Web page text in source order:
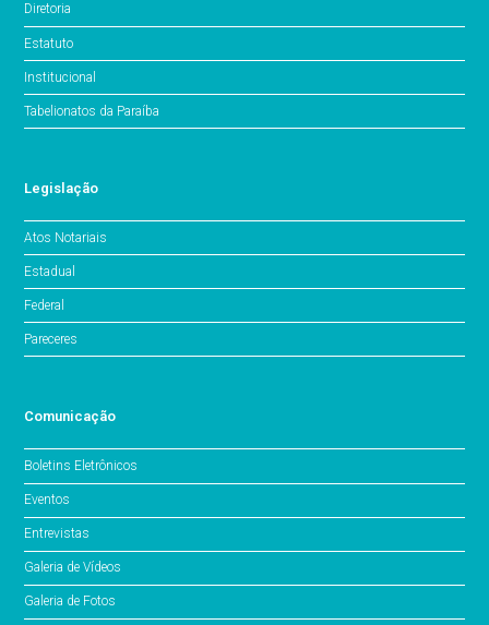
Diretoria
Estatuto
Institucional
Tabelionatos da Paraíba
Legislação
Atos Notariais
Estadual
Federal
Pareceres
Comunicação
Boletins Eletrônicos
Eventos
Entrevistas
Galeria de Vídeos
Galeria de Fotos